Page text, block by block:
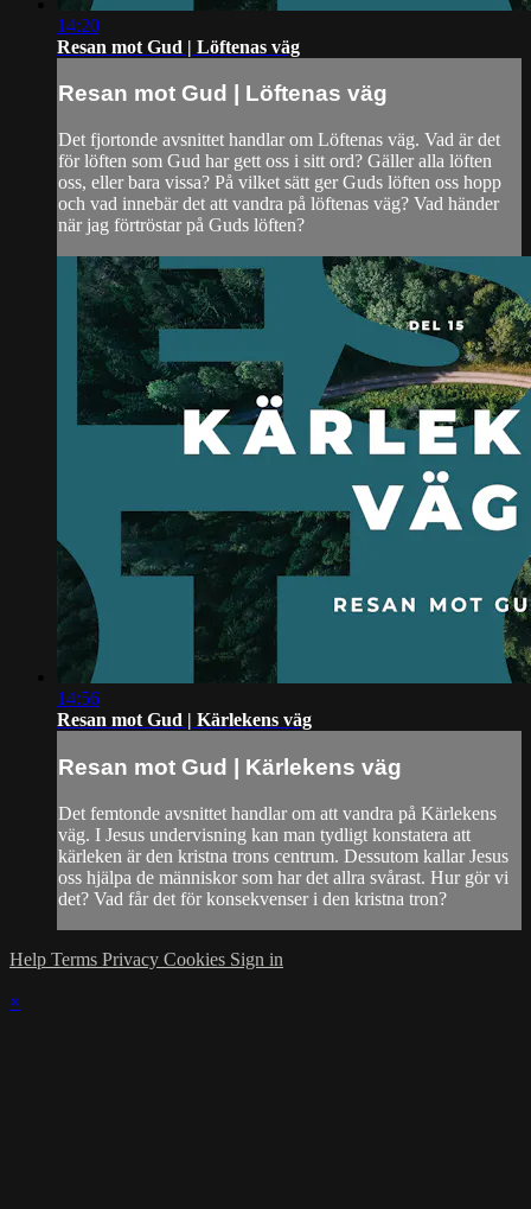
14:20
Resan mot Gud | Löftenas väg
Resan mot Gud | Löftenas väg
Det fjortonde avsnittet handlar om Löftenas väg. Vad är det
för löften som Gud har gett oss i sitt ord? Gäller alla löften
oss, eller bara vissa? På vilket sätt ger Guds löften oss hopp
och vad innebär det att vandra på löftenas väg? Vad händer
när jag förtröstar på Guds löften?
14:56
Resan mot Gud | Kärlekens väg
Resan mot Gud | Kärlekens väg
Det femtonde avsnittet handlar om att vandra på Kärlekens
väg. I Jesus undervisning kan man tydligt konstatera att
kärleken är den kristna trons centrum. Dessutom kallar Jesus
oss hjälpa de människor som har det allra svårast. Hur gör vi
det? Vad får det för konsekvenser i den kristna tron?
Help Terms Privacy Cookies Sign in
×